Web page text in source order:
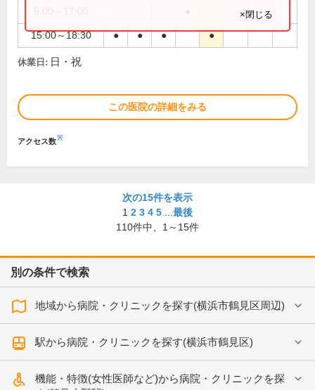
15:00～18:30 ● ● ● ●
×閉じる
休業日: 日・祝
この医院の詳細をみる
アクセス数※
次の15件を表示
1 2 3 4 5
最後
110件中、 1～15件
別の条件で検索
地域から病院・クリニックを探す(横浜市鶴見区周辺)
駅から病院・クリニックを探す(横浜市鶴見区)
機能・特徴(女性医師など)から病院・クリニックを探